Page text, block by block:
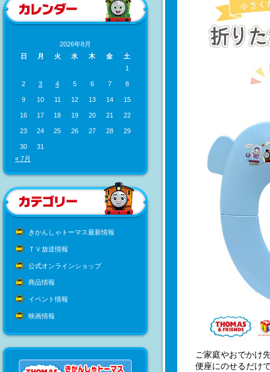
2026年8月
日
月 火 水 木 金
土
1
2 3 4 5 6 7 8
9 10 11 12 13 14 15
16 17 18 19 20 21 22
23 24 25 26 27 28 29
30
31
« 7月
きかんしゃトーマス最新情報
ＴＶ放送情報
公式オンラインショップ
商品情報
イベント情報
映画情報
ご家庭やおでかけ
便座にのせるだけ